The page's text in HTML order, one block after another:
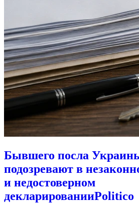
Бывшего посла
подозревают в
и недостоверном
декларированииPolitico